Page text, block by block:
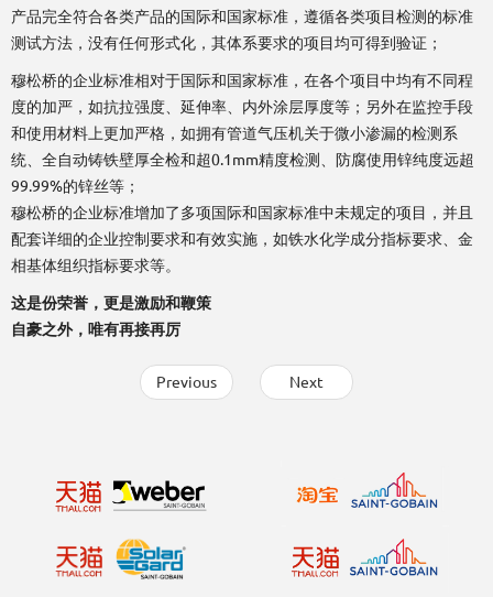
产品完全符合各类产品的国际和国家标准，遵循各类项目检测的标准
测试方法，没有任何形式化，其体系要求的项目均可得到验证；
穆松桥的企业标准相对于国际和国家标准，在各个项目中均有不同程
度的加严，如抗拉强度、延伸率、内外涂层厚度等；另外在监控手段
和使用材料上更加严格，如拥有管道气压机关于微小渗漏的检测系
统、全自动铸铁壁厚全检和超0.1mm精度检测、防腐使用锌纯度远超
99.99%的锌丝等；
穆松桥的企业标准增加了多项国际和国家标准中未规定的项目，并且
配套详细的企业控制要求和有效实施，如铁水化学成分指标要求、金
相基体组织指标要求等。
这是份荣誉，更是激励和鞭策
自豪之外，唯有再接再厉
Previous Next